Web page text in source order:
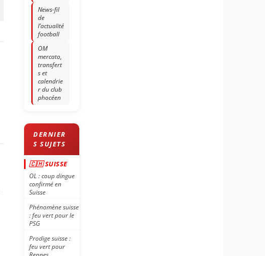
News-fil
de
l’actualité
football
OM
mercato,
transfert
s et
calendrie
r du club
phocéen
🇨🇭 SUISSE
OL : coup dingue
confirmé en
Suisse
Phénomène suisse
: feu vert pour le
PSG
Prodige suisse :
feu vert pour
Rennes